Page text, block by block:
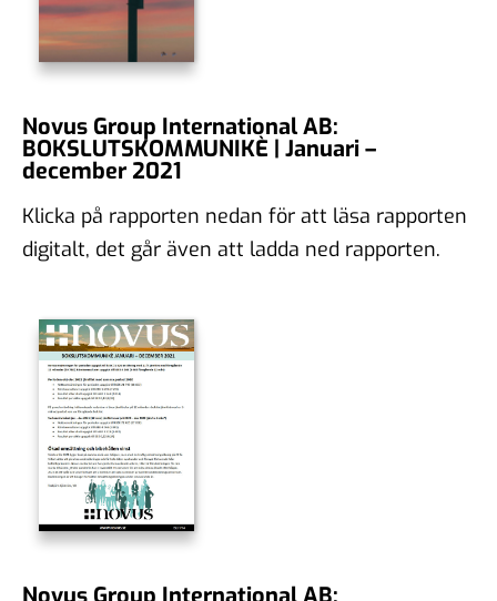
Novus Group International AB:
BOKSLUTSKOMMUNIKÈ | Januari –
december 2021
Klicka på rapporten nedan för att läsa rapporten
digitalt, det går även att ladda ned rapporten.